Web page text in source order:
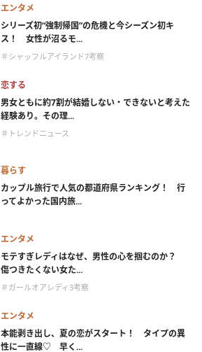
エンタメ
シリーズ初“強制帰国”の危機と今シーズン初キ
ス！ 女性が沼るモ...
＃シャッフルアイランド7考察
恋する
男女ともに約7割が結婚しない・できないと考えた
経験あり。その理...
＃トレンドニュース
暮らす
カップル旅行で人気の都道府県ランキング！ 行
ってよかった国内旅...
エンタメ
モテすぎレディはなぜ、男性の心を掴むのか？
傷つきたくない女た...
＃ガールオアレディ3考察
エンタメ
本能剥き出し、夏の恋がスタート！ タイプの異
性に一直線♡ 早く...